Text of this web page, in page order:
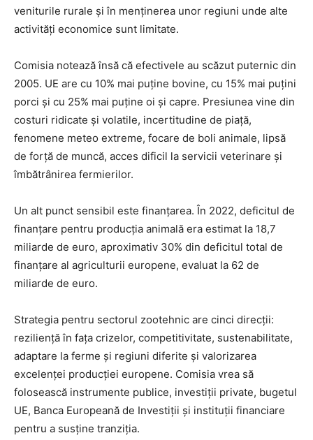
veniturile rurale și în menținerea unor regiuni unde alte
activități economice sunt limitate.
Comisia notează însă că efectivele au scăzut puternic din
2005. UE are cu 10% mai puține bovine, cu 15% mai puțini
porci și cu 25% mai puține oi și capre. Presiunea vine din
costuri ridicate și volatile, incertitudine de piață,
fenomene meteo extreme, focare de boli animale, lipsă
de forță de muncă, acces dificil la servicii veterinare și
îmbătrânirea fermierilor.
Un alt punct sensibil este finanțarea. În 2022, deficitul de
finanțare pentru producția animală era estimat la 18,7
miliarde de euro, aproximativ 30% din deficitul total de
finanțare al agriculturii europene, evaluat la 62 de
miliarde de euro.
Strategia pentru sectorul zootehnic are cinci direcții:
reziliență în fața crizelor, competitivitate, sustenabilitate,
adaptare la ferme și regiuni diferite și valorizarea
excelenței producției europene. Comisia vrea să
folosească instrumente publice, investiții private, bugetul
UE, Banca Europeană de Investiții și instituții financiare
pentru a susține tranziția.